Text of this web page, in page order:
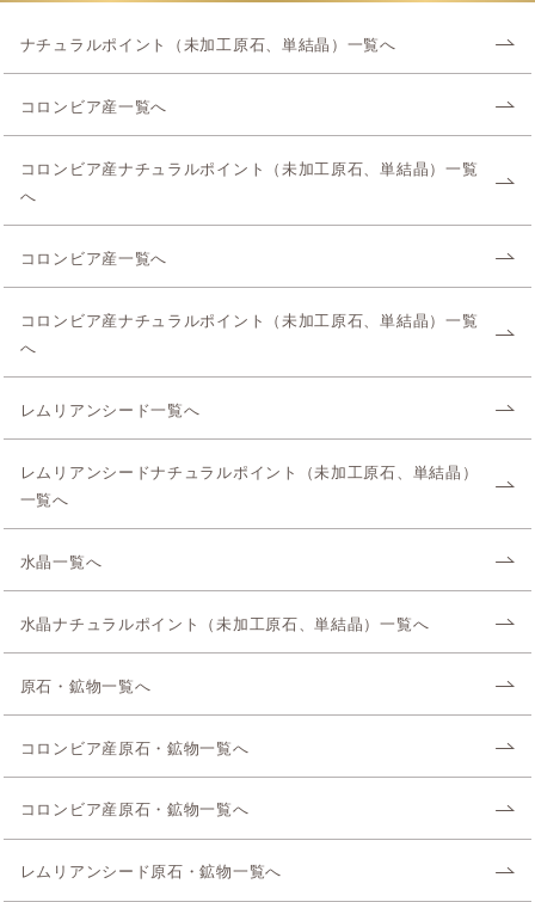
ナチュラルポイント（未加工原石、単結晶）一覧へ
コロンビア産一覧へ
コロンビア産ナチュラルポイント（未加工原石、単結晶）一覧
へ
コロンビア産一覧へ
コロンビア産ナチュラルポイント（未加工原石、単結晶）一覧
へ
レムリアンシード一覧へ
レムリアンシードナチュラルポイント（未加工原石、単結晶）
一覧へ
水晶一覧へ
水晶ナチュラルポイント（未加工原石、単結晶）一覧へ
原石・鉱物一覧へ
コロンビア産原石・鉱物一覧へ
コロンビア産原石・鉱物一覧へ
レムリアンシード原石・鉱物一覧へ